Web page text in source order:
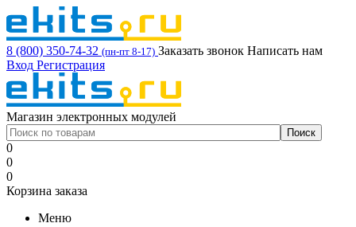
8 (800) 350-74-32 (пн-пт 8-17) Заказать звонок Написать нам
Вход Регистрация
Магазин электронных модулей
0
0
0
Корзина заказа
Меню